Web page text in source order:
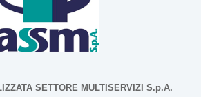
SETTORE MULTISERVIZI S.p.A.